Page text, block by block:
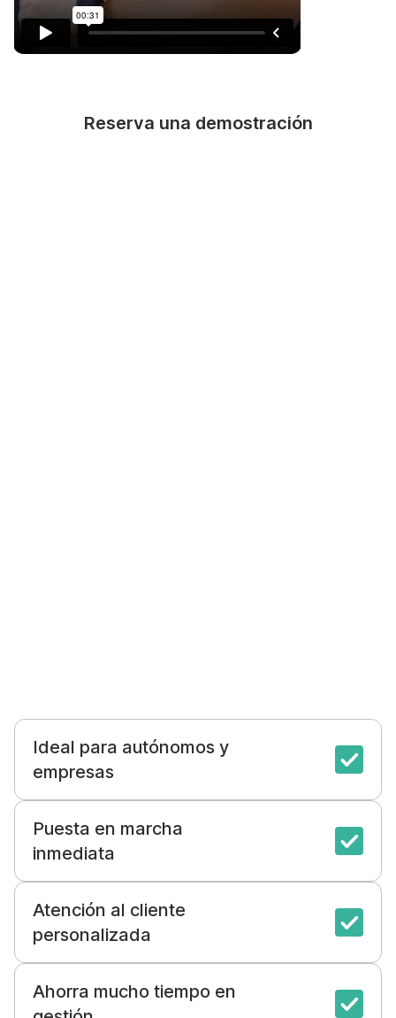
Reserva una demostración
Ideal para autónomos y
empresas
Puesta en marcha
inmediata
Atención al cliente
personalizada
Ahorra mucho tiempo en